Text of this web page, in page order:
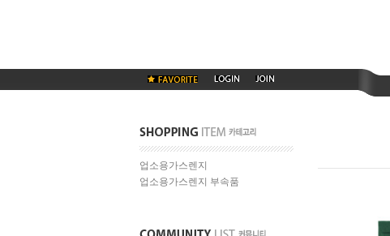
업소용가스렌지
업소용가스렌지 부속품